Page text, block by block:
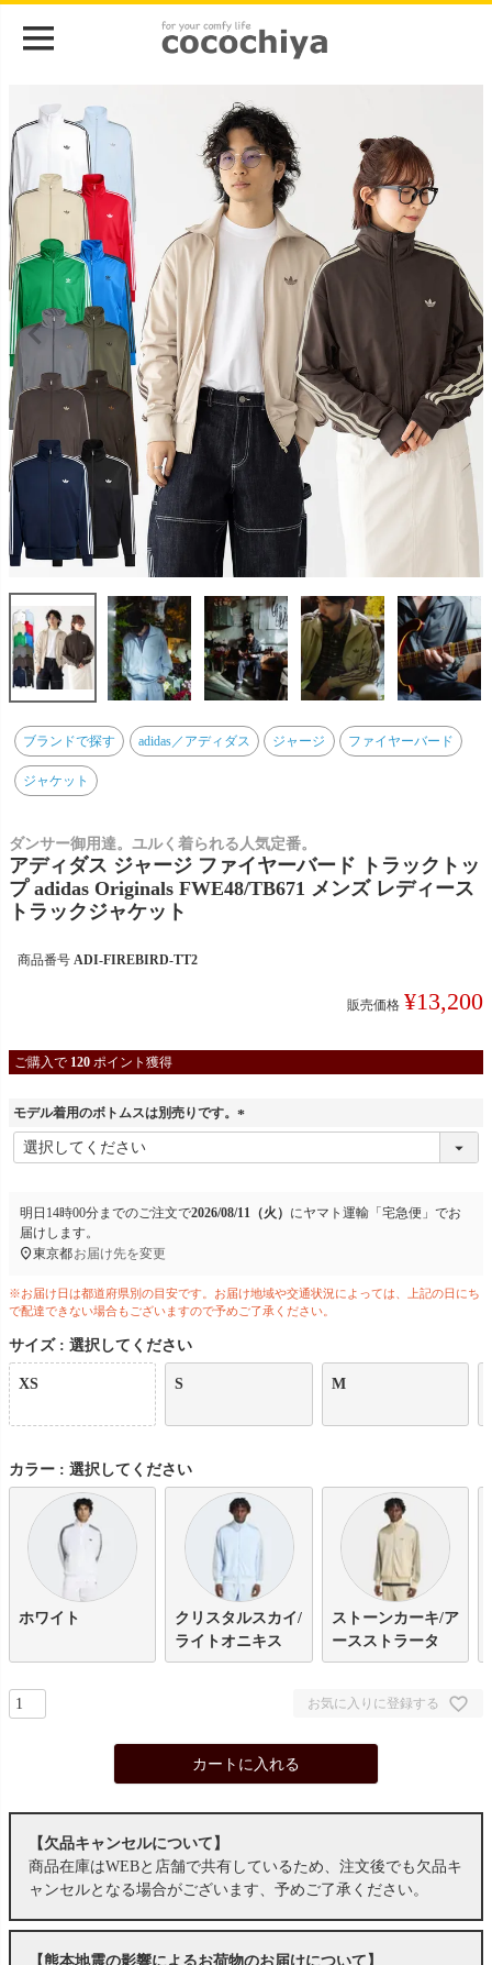
ブランドで探す adidas／アディダス ジャージ ファイヤーバード
ジャケット
ダンサー御用達。ユルく着られる人気定番。
アディダス ジャージ ファイヤーバード トラックトッ
プ adidas Originals FWE48/TB671 メンズ レディース
トラックジャケット
商品番号 ADI-FIREBIRD-TT2
販売価格 ¥13,200
ご購入で 120 ポイント獲得
モデル着用のボトムスは別売りです。
(
明日 14時00分までのご注文で2026/08/11（火） にヤマト運輸「宅急便」 でお
届けします。
東京都お届け先を変更
※お届け日は都道府県別の目安です。お届け地域や交通状況によっては、上記の日にち
で配達できない場合もございますので予めご了承ください。
サイズ 選択してください
XS S M
カラー 選択してください
ホワイト
クリスタルスカイ/
ライトオニキス
ストーンカーキ/ア
ースストラータ
お気に入りに登録する
カートに入れる
【欠品キャンセルについて】
商品在庫はWEBと店舗で共有しているため、注文後でも欠品キ
ャンセルとなる場合がございます、予めご了承ください。
【熊本地震の影響によるお荷物のお届けについて】